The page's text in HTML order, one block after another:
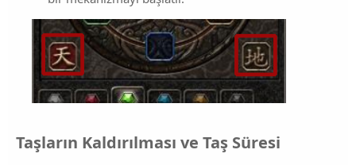
Taşların Kaldırılması ve Taş Süresi​